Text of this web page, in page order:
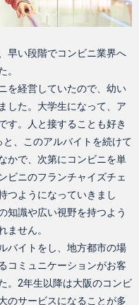
早い段階でコンビニ業界へ
。
を経営していたので、幼い
した。大学生になって、ア
す。人と接することも好き
、このアルバイトを続けて
かで、次第にコンビニを単
ビニのフランチャイズチェ
つようになっていきまし
知識や広い視野を持つよう
ません。
バイトをし、地方都市の場
コミュニケーションがお客
。2年生以降は大阪のコンビ
のサービスになることが多